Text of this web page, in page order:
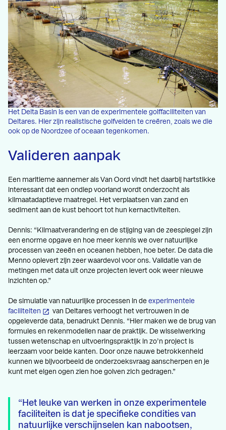
Het Delta Basin is een van de experimentele golffaciliteiten van
Deltares. Hier zijn realistische golfvelden te creëren, zoals we die
ook op de Noordzee of oceaan tegenkomen.
Valideren aanpak
Een maritieme aannemer als Van Oord vindt het daarbij hartstikke
interessant dat een ondiep voorland wordt onderzocht als
klimaatadaptieve maatregel. Het verplaatsen van zand en
sediment aan de kust behoort tot hun kernactiviteiten.
Dennis: “Klimaatverandering en de stijging van de zeespiegel zijn
een enorme opgave en hoe meer kennis we over natuurlijke
processen van zeeën en oceanen hebben, hoe beter. De data die
Menno oplevert zijn zeer waardevol voor ons. Validatie van de
metingen met data uit onze projecten levert ook weer nieuwe
inzichten op.”
De simulatie van natuurlijke processen in de experimentele
faciliteiten
van Deltares verhoogt het vertrouwen in de
opgeleverde data, benadrukt Dennis. “Hier maken we de brug van
formules en rekenmodellen naar de praktijk. De wisselwerking
tussen wetenschap en uitvoeringspraktijk in zo’n project is
leerzaam voor beide kanten. Door onze nauwe betrokkenheid
kunnen we bijvoorbeeld de onderzoeksvraag aanscherpen en je
kunt met eigen ogen zien hoe golven zich gedragen.”
Het leuke van werken in onze experimentele
faciliteiten is dat je specifieke condities van
natuurlijke verschijnselen kan nabootsen,